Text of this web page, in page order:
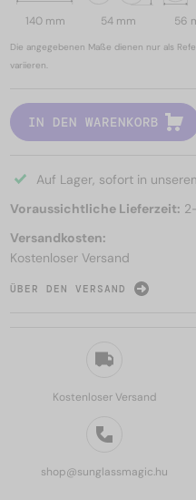
Kostenloser Versand
shop@sunglassmagic.hu
140 mm 54 mm 56
Die angegebenen Maße dienen nur als
variieren.
IN DEN WARENKORB
Auf Lager, sofort in
Voraussichtliche Lieferzeit:
Versandkosten:
Kostenloser Versand
ÜBER DEN VERSAND